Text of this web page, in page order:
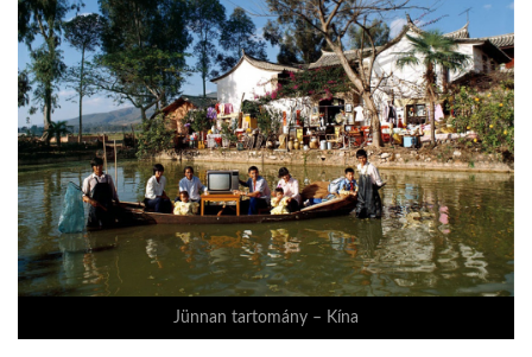
Jünnan tartomány – Kína